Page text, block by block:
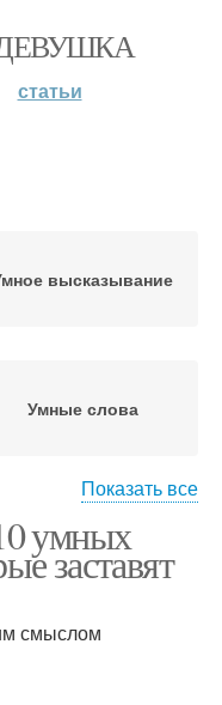
статьи
высказывание
Умные слова
Цитаты про жизнь
Показать все
умных
заставят
смыслом